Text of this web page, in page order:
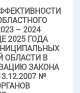
– 2024
2025 ГОДА
ОБЛАСТИ В
ЗАКОНА
№